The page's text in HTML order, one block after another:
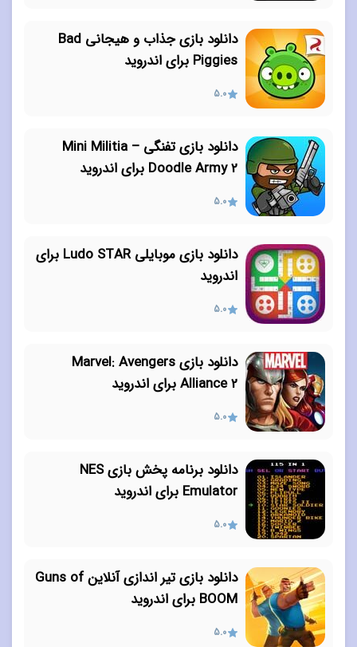
دانلود بازی جذاب و هیجانی Bad
Piggies برای اندروید
5.0
دانلود بازی تفنگی Mini Militia –
Doodle Army 2 برای اندروید
5.0
دانلود بازی موبایلی Ludo STAR برای
اندروید
5.0
دانلود بازی Marvel: Avengers
Alliance 2 برای اندروید
5.0
دانلود برنامه پخش بازی NES
Emulator برای اندروید
5.0
دانلود بازی تیر اندازی آنلاین Guns of
BOOM برای اندروید
5.0